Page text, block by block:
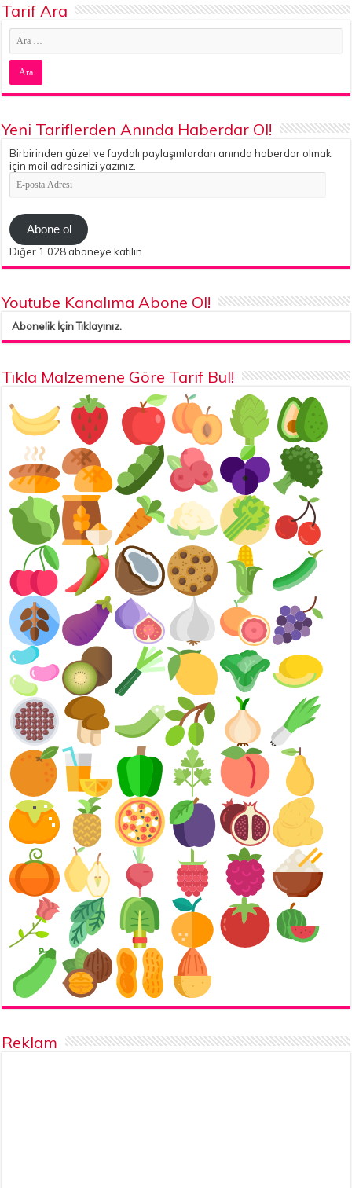
Tarif Ara
Yeni Tariflerden Anında Haberdar Ol!
Birbirinden güzel ve faydalı paylaşımlardan anında haberdar olmak
için mail adresinizi yazınız.
E-
posta
Abone ol
Diğer 1.028 aboneye katılın
Youtube Kanalıma Abone Ol!
Abonelik İçin Tıklayınız.
Tıkla Malzemene Göre Tarif Bul!
Reklam